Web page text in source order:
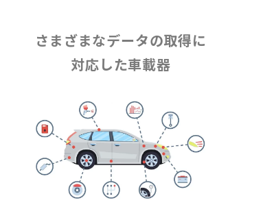
さまざまなデータの取得に
対応した車載器